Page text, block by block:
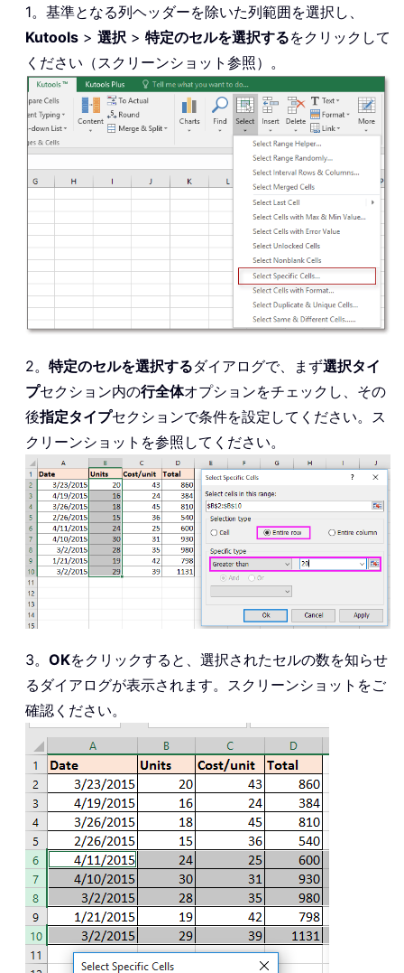
1。基準となる列ヘッダーを除いた列範囲を選択し、
Kutools > 選択 > 特定のセルを選択するをクリックして
ください（スクリーンショット参照）。
2。 特定のセルを選択するダイアログで、まず選択タイ
プセクション内の行全体オプションをチェックし、その
後指定タイプセクションで条件を設定してください。ス
クリーンショットを参照してください。
3。 OKをクリックすると、選択されたセルの数を知らせ
るダイアログが表示されます。スクリーンショットをご
確認ください。